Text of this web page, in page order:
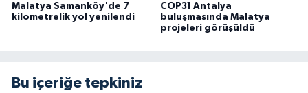
Malatya Samanköy'de 7
kilometrelik yol yenilendi
COP31 Antalya
buluşmasında Malatya
projeleri görüşüldü
Bu içeriğe tepkiniz